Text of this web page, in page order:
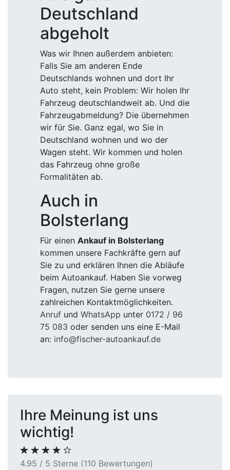
Deutschland
abgeholt
Was wir Ihnen außerdem anbieten:
Falls Sie am anderen Ende
Deutschlands wohnen und dort Ihr
Auto steht, kein Problem: Wir holen Ihr
Fahrzeug deutschlandweit ab. Und die
Fahrzeugabmeldung? Die übernehmen
wir für Sie. Ganz egal, wo Sie in
Deutschland wohnen und wo der
Wagen steht. Wir kommen und holen
das Fahrzeug ohne große
Formalitäten ab.
Auch in
Bolsterlang
Für einen Ankauf in Bolsterlang
kommen unsere Fachkräfte gern auf
Sie zu und erklären Ihnen die Abläufe
beim Autoankauf. Haben Sie vorweg
Fragen, nutzen Sie gerne unsere
zahlreichen Kontaktmöglichkeiten.
Anruf und WhatsApp unter 0172 / 96
75 083 oder senden uns eine E-Mail
an: info@fischer-autoankauf.de
Ihre Meinung ist uns
wichtig!
4.95 / 5 Sterne (110 Bewertungen)